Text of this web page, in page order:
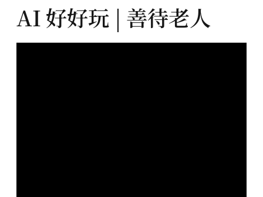
AI 好好玩 | 善待老人